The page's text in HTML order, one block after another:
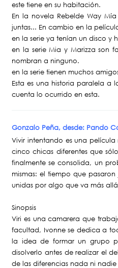
este tiene en su habitación.
En la novela Rebelde Way
juntas... En cambio en la
en la serie ya tenían un disco y
en la serie Mia y Marizza son
nombran a ninguno.
en la serie tienen muchos
Esta es una historia paralela a
cuenta lo ocurrido en esta.
Gonzalo Peña, desde: Pando
Vivir intentando es una
cinco chicas diferentes que
finalmente se consolida, un
mismas: el tiempo que
unidas por algo que va más
Sinopsis
Viri es una camarera que
facultad, Ivonne se dedica a
la idea de formar un grupo
disolverlo antes de realizar el
de las diferencias nada ni